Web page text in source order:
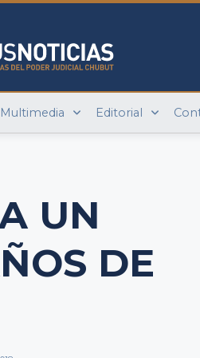
Multimedia Editorial
UN
DE